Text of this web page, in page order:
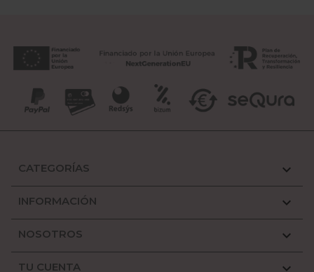
CATEGORÍAS 
INFORMACIÓN 
NOSOTROS 
TU CUENTA 